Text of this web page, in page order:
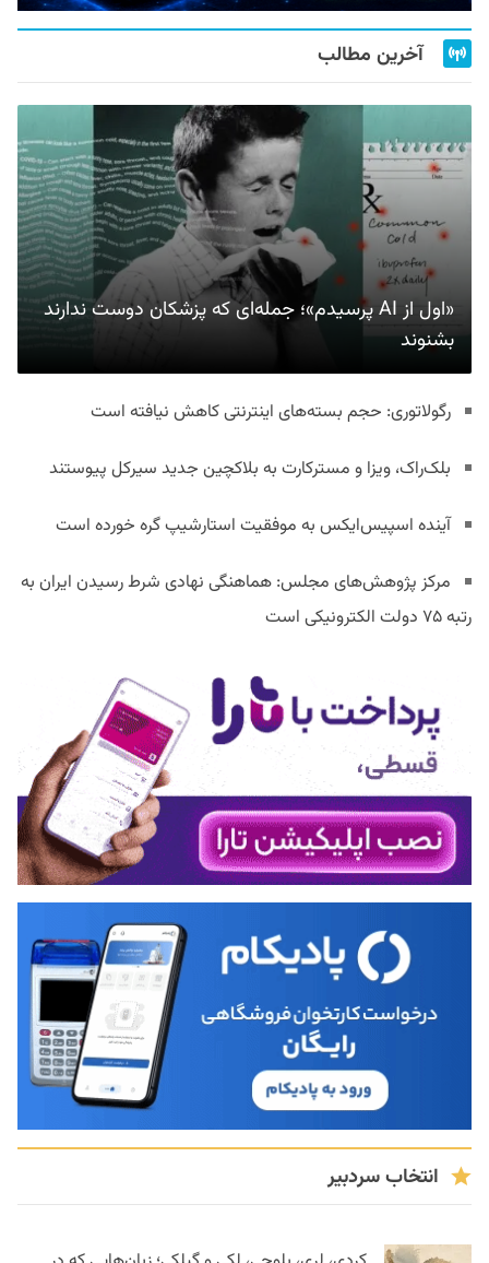
آخرین مطالب
«اول از AI پرسیدم»؛ جمله‌ای که پزشکان دوست ندارند
بشنوند
رگولاتوری: حجم بسته‌های اینترنتی کاهش نیافته است
بلک‌راک، ویزا و مسترکارت به بلاکچین جدید سیرکل پیوستند
آینده اسپیس‌ایکس به موفقیت استارشیپ گره خورده است
مرکز پژوهش‌های مجلس: هماهنگی نهادی شرط رسیدن ایران به
رتبه ۷۵ دولت الکترونیکی است
انتخاب سردبیر